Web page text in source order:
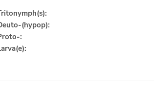
(hypop):
: